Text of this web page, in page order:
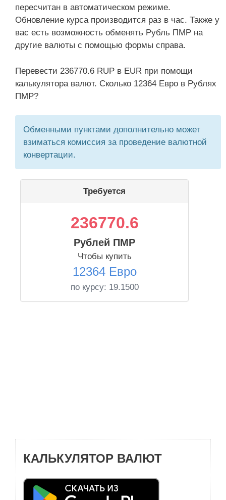
пересчитан в автоматическом режиме.
Обновление курса производится раз в час. Также у
вас есть возможность обменять Рубль ПМР на
другие валюты с помощью формы справа.
Перевести 236770.6 RUP в EUR при помощи
калькулятора валют. Сколько 12364 Евро в Рублях
ПМР?
Обменными пунктами дополнительно может
взиматься комиссия за проведение валютной
конвертации.
Требуется
236770.6
Рублей ПМР
Чтобы купить
12364 Евро
по курсу: 19.1500
КАЛЬКУЛЯТОР ВАЛЮТ